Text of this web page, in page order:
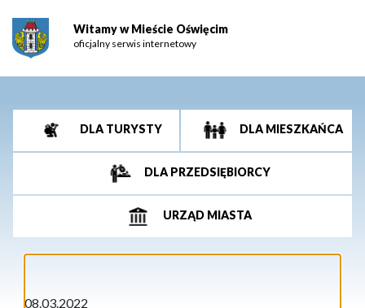
Witamy w Mieście Oświęcim
oficjalny serwis internetowy
DLA TURYSTY DLA MIESZKAŃCA
DLA PRZEDSIĘBIORCY
URZĄD MIASTA
08.03.2022